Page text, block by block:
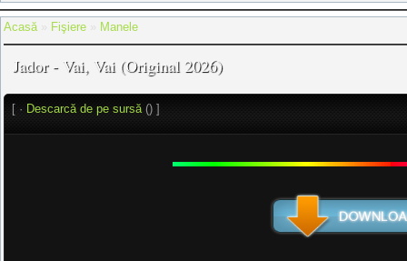
Acasă» Fişiere Manele
Jador - Vai, Vai (Original 2026)
[ · Descarcă de pe sursă() ]